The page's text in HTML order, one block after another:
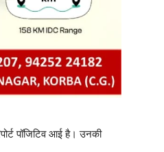
पॉजिटिव आई है। उनकी